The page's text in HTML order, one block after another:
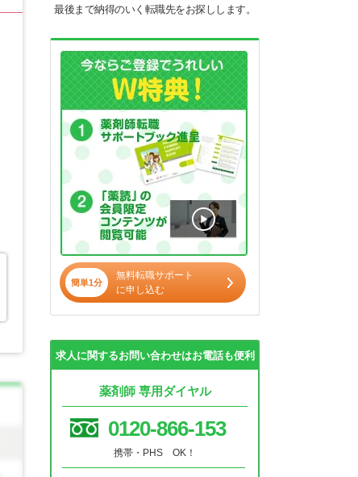
最後まで納得のいく転職先をお探しします。
簡単1分
無料転職サポート
に申し込む
求人に関するお問い合わせはお電話も便利
薬剤師 専用ダイヤル
0120-866-153
携帯・PHS OK！